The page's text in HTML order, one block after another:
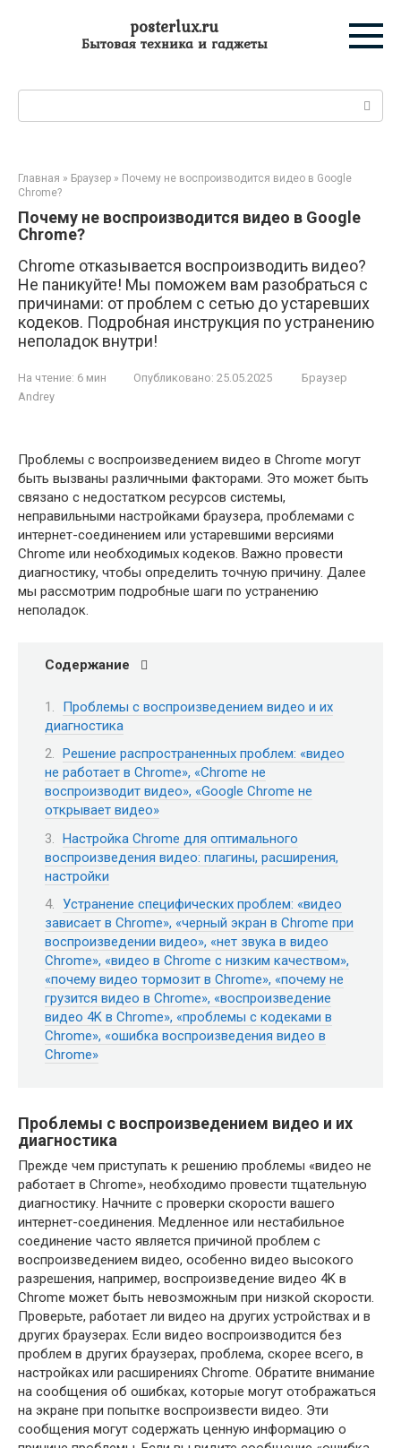
posterlux.ru
Бытовая техника и гаджеты
Главная » Браузер » Почему не воспроизводится видео в Google
Chrome?
Почему не воспроизводится видео в Google
Chrome?
Chrome отказывается воспроизводить видео?
Не паникуйте! Мы поможем вам разобраться с
причинами: от проблем с сетью до устаревших
кодеков. Подробная инструкция по устранению
неполадок внутри!
На чтение: 6 мин Опубликовано: 25.05.2025
Браузер
Andrey
Проблемы с воспроизведением видео в Chrome могут
быть вызваны различными факторами. Это может быть
связано с недостатком ресурсов системы,
неправильными настройками браузера, проблемами с
интернет-соединением или устаревшими версиями
Chrome или необходимых кодеков. Важно провести
диагностику, чтобы определить точную причину. Далее
мы рассмотрим подробные шаги по устранению
неполадок.
Содержание
Проблемы с воспроизведением видео и их
диагностика
Решение распространенных проблем: «видео
не работает в Chrome», «Chrome не
воспроизводит видео», «Google Chrome не
открывает видео»
Настройка Chrome для оптимального
воспроизведения видео: плагины, расширения,
настройки
Устранение специфических проблем: «видео
зависает в Chrome», «черный экран в Chrome при
воспроизведении видео», «нет звука в видео
Chrome», «видео в Chrome с низким качеством»,
«почему видео тормозит в Chrome», «почему не
грузится видео в Chrome», «воспроизведение
видео 4K в Chrome», «проблемы с кодеками в
Chrome», «ошибка воспроизведения видео в
Chrome»
Проблемы с воспроизведением видео и их
диагностика
Прежде чем приступать к решению проблемы «видео не
работает в Chrome», необходимо провести тщательную
диагностику. Начните с проверки скорости вашего
интернет-соединения. Медленное или нестабильное
соединение часто является причиной проблем с
воспроизведением видео, особенно видео высокого
разрешения, например, воспроизведение видео 4K в
Chrome может быть невозможным при низкой скорости.
Проверьте, работает ли видео на других устройствах и в
других браузерах. Если видео воспроизводится без
проблем в других браузерах, проблема, скорее всего, в
настройках или расширениях Chrome. Обратите внимание
на сообщения об ошибках, которые могут отображаться
на экране при попытке воспроизвести видео. Эти
сообщения могут содержать ценную информацию о